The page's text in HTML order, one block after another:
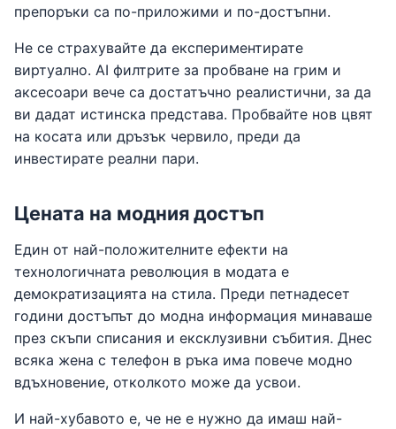
препоръки са по-приложими и по-достъпни.
Не се страхувайте да експериментирате
виртуално. AI филтрите за пробване на грим и
аксесоари вече са достатъчно реалистични, за да
ви дадат истинска представа. Пробвайте нов цвят
на косата или дръзък червило, преди да
инвестирате реални пари.
Цената на модния достъп
Един от най-положителните ефекти на
технологичната революция в модата е
демократизацията на стила. Преди петнадесет
години достъпът до модна информация минаваше
през скъпи списания и ексклузивни събития. Днес
всяка жена с телефон в ръка има повече модно
вдъхновение, отколкото може да усвои.
И най-хубавото е, че не е нужно да имаш най-